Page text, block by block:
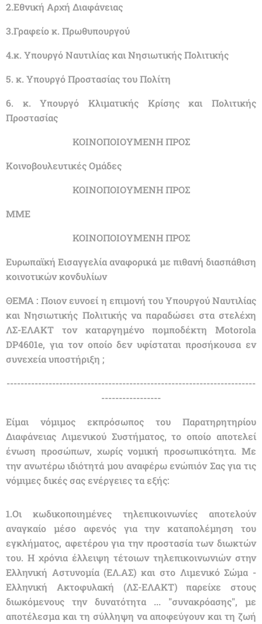
2.Εθνική Αρχή Διαφάνειας
3.Γραφείο κ. Πρωθυπουργού
4.κ. Υπουργό Ναυτιλίας και Νησιωτικής Πολιτικής
5. κ. Υπουργό Προστασίας του Πολίτη
6. κ. Υπουργό Κλιματικής Κρίσης και Πολιτικής
Προστασίας
ΚΟΙΝΟΠΟΙΟΥΜΕΝΗ ΠΡΟΣ
Κοινοβουλευτικές Ομάδες
ΚΟΙΝΟΠΟΙΟΥΜΕΝΗ ΠΡΟΣ
ΜΜΕ
ΚΟΙΝΟΠΟΙΟΥΜΕΝΗ ΠΡΟΣ
Ευρωπαϊκή Εισαγγελία αναφορικά με πιθανή διασπάθιση
κοινοτικών κονδυλίων
ΘΕΜΑ : Ποιον ευνοεί η επιμονή του Υπουργού Ναυτιλίας
και Νησιωτικής Πολιτικής να παραδώσει στα στελέχη
ΛΣ-ΕΛΑΚΤ τον καταργημένο πομποδέκτη Μοtorola
DP4601e, για τον οποίο δεν υφίσταται προσήκουσα εν
συνεχεία υποστήριξη ;
-----------------------------------------------------------------------
-----------------
Είμαι νόμιμος εκπρόσωπος του Παρατηρητηρίου
Διαφάνειας Λιμενικού Συστήματος, το οποίο αποτελεί
ένωση προσώπων, χωρίς νομική προσωπικότητα. Με
την ανωτέρω ιδιότητά μου αναφέρω ενώπιόν Σας για τις
νόμιμες δικές σας ενέργειες τα εξής:
1.Οι κωδικοποιημένες τηλεπικοινωνίες αποτελούν
αναγκαίο μέσο αφενός για την καταπολέμηση του
εγκλήματος, αφετέρου για την προστασία των διωκτών
του. Η χρόνια έλλειψη τέτοιων τηλεπικοινωνιών στην
Ελληνική Αστυνομία (ΕΛ.ΑΣ) και στο Λιμενικό Σώμα -
Ελληνική Ακτοφυλακή (ΛΣ-ΕΛΑΚΤ) παρείχε στους
διωκόμενους την δυνατότητα ... "συνακρόασης", με
αποτέλεσμα και τη σύλληψη να αποφεύγουν και τη ζωή